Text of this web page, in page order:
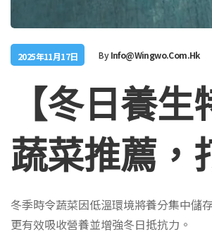
2025年11月17日 By Info@wingwo.com.hk
【冬日養
蔬菜推薦，
冬季時令蔬菜因低溫環境將養分集中儲
更有效吸收營養並增強冬日抵抗力。